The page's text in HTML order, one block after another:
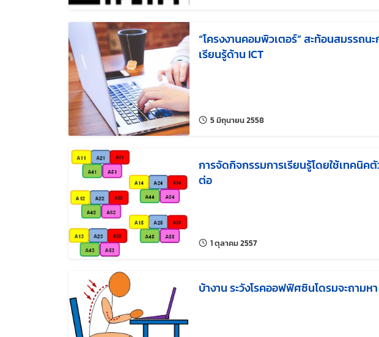
“โครงงานคอมพิวเตอร์” สะท้อนสมรรถนะ
เรียนรู้ด้าน ICT
5 มิถุนายน 2558แก้ไขล่าสุดเมื่อ:
การจัดกิจกรรมการเรียนรู้โดยใช้เทคนิค
ต่อ
1 ตุลาคม 2557แก้ไขล่าสุดเมื่อ:
บ้างาน ระวังโรคออฟฟิศซินโดรมจะถามหา